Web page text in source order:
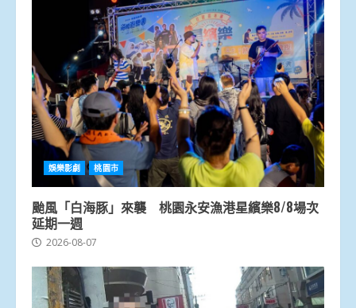
娛樂影劇 桃園市
颱風「白海豚」來襲 桃園永安漁港星繽樂8/8場次
延期一週
2026-08-07